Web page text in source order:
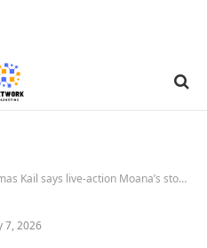
says live-action Moana’s story connects with families beyond its teenage heroine
7, 2026